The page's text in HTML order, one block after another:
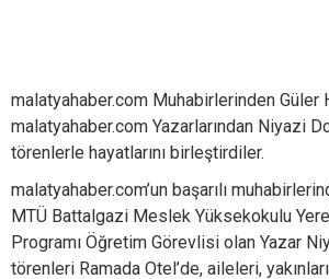
malatyahaber.com Muhabirlerinden Güler
malatyahaber.com Yazarlarından Niyazi
törenlerle hayatlarını birleştirdiler.
malatyahaber.com’un başarılı
MTÜ Battalgazi Meslek Yüksekokulu
Programı Öğretim Görevlisi olan Yazar
törenleri Ramada Otel’de, aileleri,